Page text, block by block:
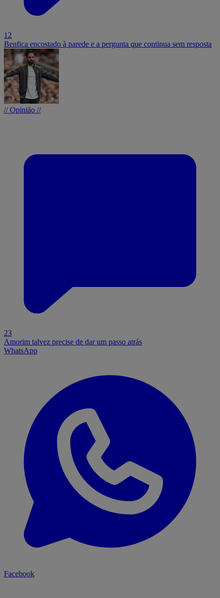
12
Benfica encostado à parede e a pergunta que continua sem resposta
// Opinião //
23
Amorim talvez precise de dar um passo atrás
WhatsApp
Facebook